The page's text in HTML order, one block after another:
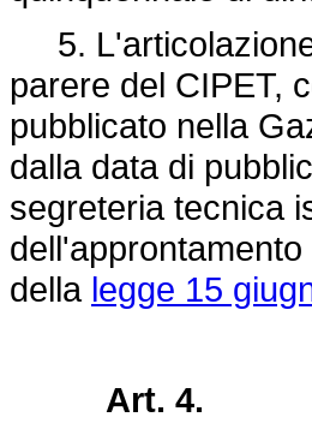
5. L'articolazione
parere del CIPET,
pubblicato nella
dalla data di
segreteria tecnica
della legge 15
Art. 4.